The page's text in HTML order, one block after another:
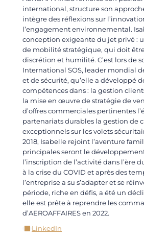
international, structure son
intègre des réflexions sur
l’engagement environnemental.
conception exigeante du jet privé :
de mobilité stratégique, qui doit
discrétion et humilité. C’est lors de
International SOS, leader mondial
et de sécurité, qu’elle a développé
compétences dans : la gestion
la mise en œuvre de stratégie de
d’offres commerciales pertinentes
partenariats durables la gestion de
exceptionnels sur les volets
2018, Isabelle rejoint l’aventure
principales seront le
l’inscription de l’activité dans l’ère
à la crise du COVID et après des
l’entreprise a su s’adapter et se
période, riche en défis, a été un
elle est prête à reprendre les
d’AEROAFFAIRES en 2022.
LinkedIn